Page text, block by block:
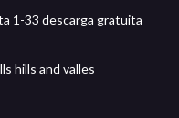
1-33 descarga gratuita
hills and valles